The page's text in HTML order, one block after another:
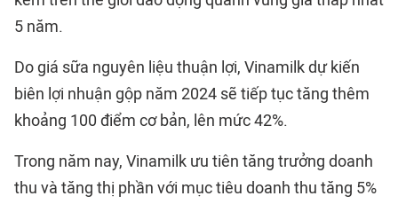
5 năm.
Do giá sữa nguyên liệu thuận lợi, Vinamilk dự kiến
biên lợi nhuận gộp năm 2024 sẽ tiếp tục tăng thêm
khoảng 100 điểm cơ bản, lên mức 42%.
Trong năm nay, Vinamilk ưu tiên tăng trưởng doanh
thu và tăng thị phần với mục tiêu doanh thu tăng 5%